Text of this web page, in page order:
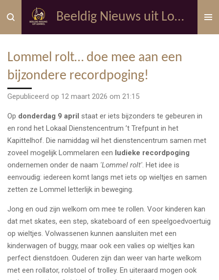
direct
naar
hoofdinhoud
Beeldig Nieuws uit Lommel
Lommel rolt… doe mee aan een
bijzondere recordpoging!
Gepubliceerd op 12 maart 2026 om 21:15
Op donderdag 9 april staat er iets bijzonders te gebeuren in
en rond het Lokaal Dienstencentrum ’t Trefpunt in het
Kapittelhof. Die namiddag wil het dienstencentrum samen met
zoveel mogelijk Lommelaren een ludieke recordpoging
ondernemen onder de naam 'Lommel rolt'. Het idee is
eenvoudig: iedereen komt langs met iets op wieltjes en samen
zetten ze Lommel letterlijk in beweging.
Jong en oud zijn welkom om mee te rollen. Voor kinderen kan
dat met skates, een step, skateboard of een speelgoedvoertuig
op wieltjes. Volwassenen kunnen aansluiten met een
kinderwagen of buggy, maar ook een valies op wieltjes kan
perfect dienstdoen. Ouderen zijn dan weer van harte welkom
met een rollator, rolstoel of trolley. En uiteraard mogen ook